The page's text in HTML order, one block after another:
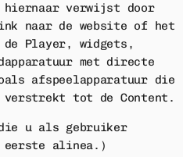
hiernaar verwijst door
naar de website of het
de Player, widgets,
met directe
afspeelapparatuur die
verstrekt tot de Content.
u als gebruiker
eerste alinea.)